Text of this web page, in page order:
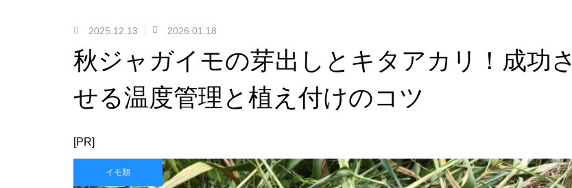
2025.12.13 2026.01.18
秋ジャガイモの芽出しとキタアカリ！成功さ
せる温度管理と植え付けのコツ
[PR]
イモ類